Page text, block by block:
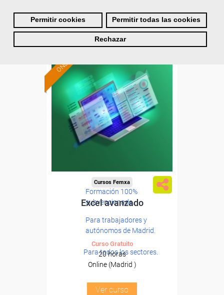
Permitir cookies Permitir todas las cookies
Rechazar
181
ONLINE
Formación 100%
subvencionada.
Para trabajadores y
autónomos de Madrid.
Para todos los sectores.
Cursos Femxa
Excel avanzado
Curso Gratuito
20 horas
Online (Madrid )
Ver curso